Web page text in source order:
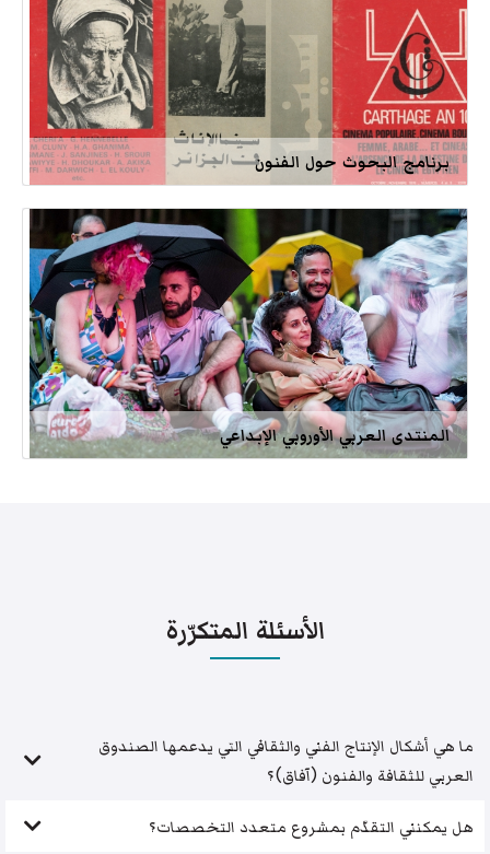
برنامج البحوث حول الفنون
المنتدى العربي الأوروبي الإبداعي
الأسئلة المتكرّرة
ما هي أشكال الإنتاج الفني والثقافي التي يدعمها الصندوق
العربي للثقافة والفنون (آفاق)؟
هل يمكنني التقدّم بمشروع متعدد التخصصات؟